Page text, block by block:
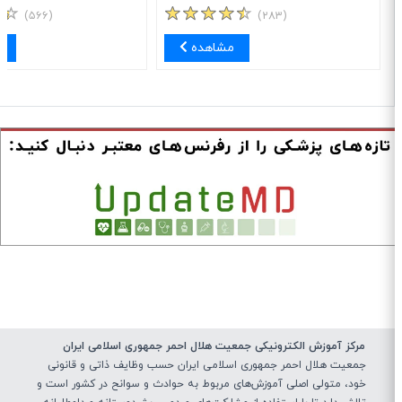
مشاهده
مرکز آموزش الکترونیکی جمعیت هلال احمر جمهوری اسلامی ایران
جمعیت هلال احمر جمهوری اسلامی ایران حسب وظایف ذاتی و قانونی
خود، متولی اصلی آموزش‌های مربوط به حوادث و سوانح در کشور است و